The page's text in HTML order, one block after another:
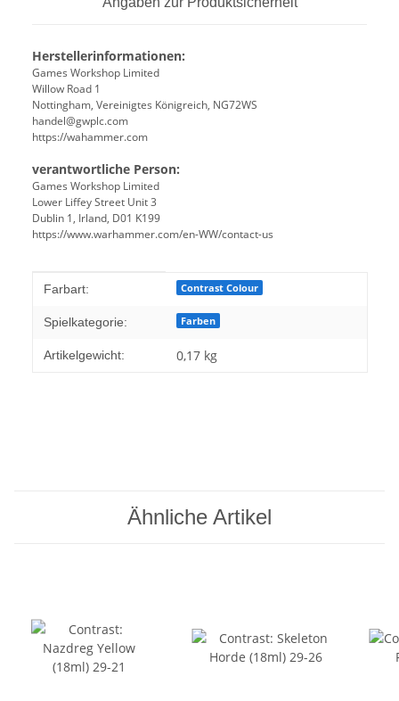
Herstellerinformationen:
Games Workshop Limited
Willow Road 1
Nottingham, Vereinigtes Königreich, NG72WS
handel@gwplc.com
https://wahammer.com
verantwortliche Person:
Games Workshop Limited
Lower Liffey Street Unit 3
Dublin 1, Irland, D01 K199
https://www.warhammer.com/en-WW/contact-us
Produkteigenschaft
Wert
Farbart: Contrast Colour
Spielkategorie: Farben
Artikelgewicht: 0,17 kg
Ähnliche Artikel